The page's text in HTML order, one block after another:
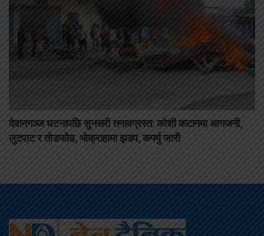
देवानगञ्ज घटनापछि सुनसरी तनावग्रस्त: कोशी कटानमा आगजनी,
लुटपाट र तोडफोड, भोक्राहामा झडप, कर्फ्यु जारी